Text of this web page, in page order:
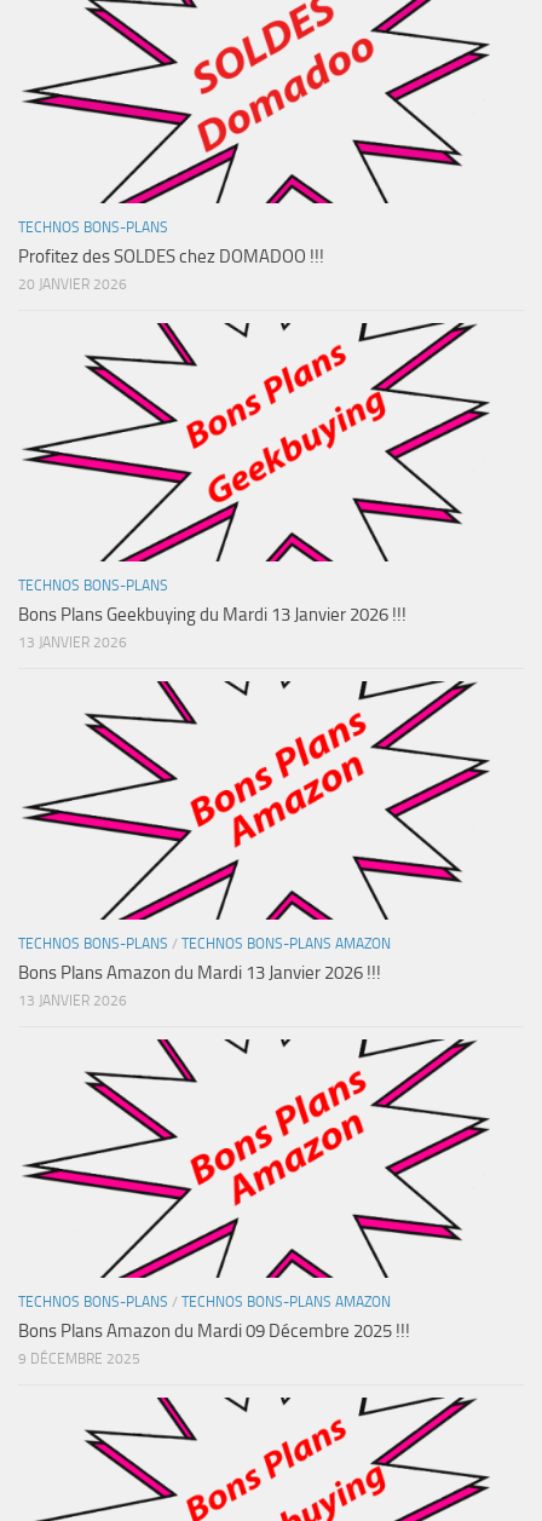
TECHNOS BONS-PLANS
Profitez des SOLDES chez DOMADOO !!!
20 JANVIER 2026
TECHNOS BONS-PLANS
Bons Plans Geekbuying du Mardi 13 Janvier 2026 !!!
13 JANVIER 2026
TECHNOS BONS-PLANS / TECHNOS BONS-PLANS AMAZON
Bons Plans Amazon du Mardi 13 Janvier 2026 !!!
13 JANVIER 2026
TECHNOS BONS-PLANS / TECHNOS BONS-PLANS AMAZON
Bons Plans Amazon du Mardi 09 Décembre 2025 !!!
9 DÉCEMBRE 2025